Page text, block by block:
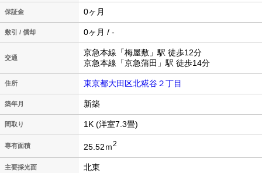
保証金 0ヶ月
敷引 / 償却 0ヶ月 / -
交通
京急本線「梅屋敷」駅 徒歩12分
京急本線「京急蒲田」駅 徒歩14分
住所 東京都大田区北糀谷２丁目
築年月 新築
間取り 1K (洋室7.3畳)
専有面積 25.52ｍ2
主要採光面 北東